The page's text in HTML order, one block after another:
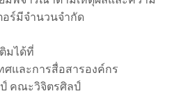
อร์มีจำนวนจำกัด
มได้ที่
ศและการสื่อสารองค์กร
คณะวิจิตรศิลป์